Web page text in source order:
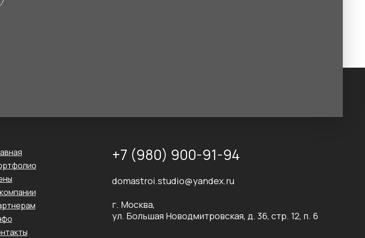
+7 (980) 900-91-94
domastroi.studio@yandex.ru
г. Москва,
ул. Большая Новодмитровская, д. 36, стр. 12, п. 6